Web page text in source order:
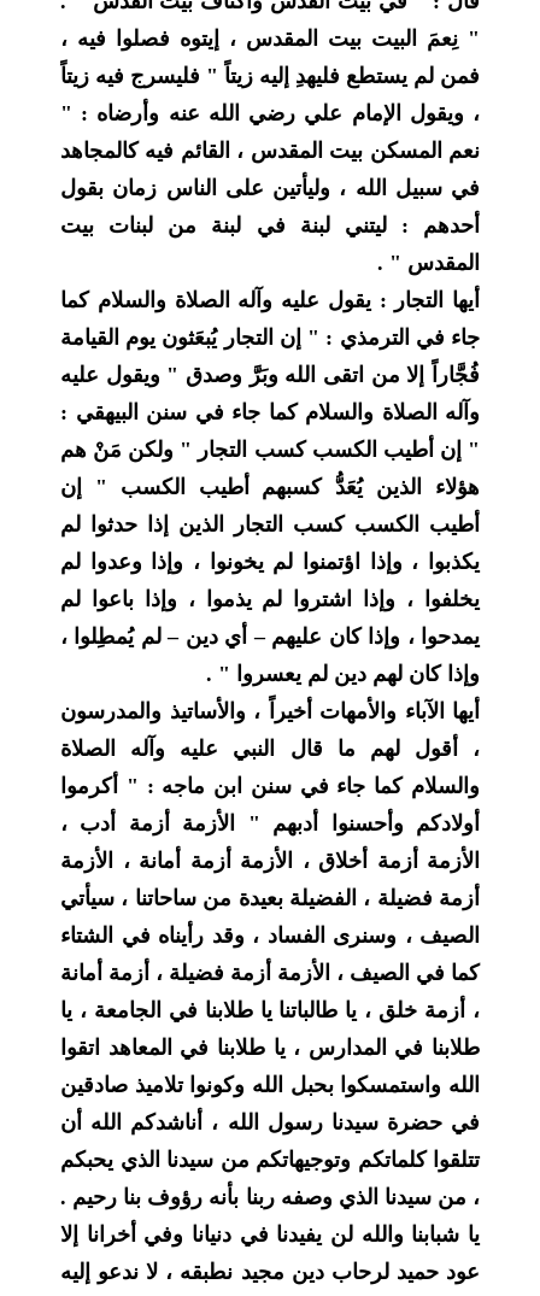
" نِعمَ البيت بيت المقدس ، إيتوه فصلوا فيه ،
فمن لم يستطع فليهدِ إليه زيتاً " فليسرج فيه زيتاً
، ويقول الإمام علي رضي الله عنه وأرضاه : "
نعم المسكن بيت المقدس ، القائم فيه كالمجاهد
في سبيل الله ، وليأتين على الناس زمان بقول
أحدهم : ليتني لبنة في لبنة من لبنات بيت
المقدس " .
أيها التجار : يقول عليه وآله الصلاة والسلام كما
جاء في الترمذي : " إن التجار يُبعَثون يوم القيامة
فُجَّاراً إلا من اتقى الله وبَرَّ وصدق " ويقول عليه
وآله الصلاة والسلام كما جاء في سنن البيهقي :
" إن أطيب الكسب كسب التجار " ولكن مَنْ هم
هؤلاء الذين يُعَدُّ كسبهم أطيب الكسب " إن
أطيب الكسب كسب التجار الذين إذا حدثوا لم
يكذبوا ، وإذا اؤتمنوا لم يخونوا ، وإذا وعدوا لم
يخلفوا ، وإذا اشتروا لم يذموا ، وإذا باعوا لم
يمدحوا ، وإذا كان عليهم – أي دين – لم يُمطِلوا ،
وإذا كان لهم دين لم يعسروا " .
أيها الآباء والأمهات أخيراً ، والأساتيذ والمدرسون
، أقول لهم ما قال النبي عليه وآله الصلاة
والسلام كما جاء في سنن ابن ماجه : " أكرموا
أولادكم وأحسنوا أدبهم " الأزمة أزمة أدب ،
الأزمة أزمة أخلاق ، الأزمة أزمة أمانة ، الأزمة
أزمة فضيلة ، الفضيلة بعيدة من ساحاتنا ، سيأتي
الصيف ، وسنرى الفساد ، وقد رأيناه في الشتاء
كما في الصيف ، الأزمة أزمة فضيلة ، أزمة أمانة
، أزمة خلق ، يا طالباتنا يا طلابنا في الجامعة ، يا
طلابنا في المدارس ، يا طلابنا في المعاهد اتقوا
الله واستمسكوا بحبل الله وكونوا تلاميذ صادقين
في حضرة سيدنا رسول الله ، أناشدكم الله أن
تتلقوا كلماتكم وتوجيهاتكم من سيدنا الذي يحبكم
، من سيدنا الذي وصفه ربنا بأنه رؤوف بنا رحيم .
يا شبابنا والله لن يفيدنا في دنيانا وفي أخرانا إلا
عود حميد لرحاب دين مجيد نطبقه ، لا ندعو إليه